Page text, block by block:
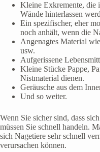
Kleine Exkremente, die
Wände hinterlassen
Ein spezifischer, eher
noch anhält, wenn die
Angenagtes Material
usw.
Aufgerissene
Kleine Stücke Pappe,
Nistmaterial dienen.
Geräusche aus dem
Und so weiter.
Wenn Sie sicher sind, dass
müssen Sie schnell handeln.
sich Nagetiere sehr schnell
verursachen können.